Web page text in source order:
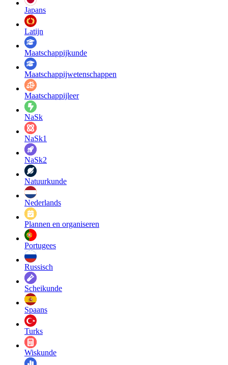
Japans
Latijn
Maatschappij­kunde
Maatschappij­wetenschappen
Maatschappijleer
NaSk
NaSk1
NaSk2
Natuurkunde
Nederlands
Plannen en organiseren
Portugees
Russisch
Scheikunde
Spaans
Turks
Wiskunde